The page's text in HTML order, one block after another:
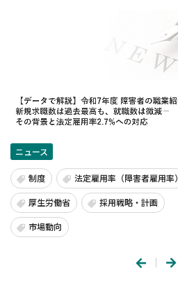
ニュース
制度 法定雇用率（障害者雇用率）
厚生労働省 採用戦略・計画
市場動向